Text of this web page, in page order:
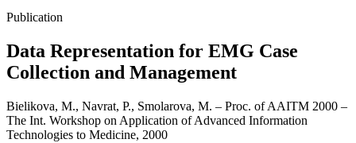
Publication
Data Representation for EMG Case
Collection and Management
Bielikova, M., Navrat, P., Smolarova, M. – Proc. of AAITM 2000 –
The Int. Workshop on Application of Advanced Information
Technologies to Medicine, 2000